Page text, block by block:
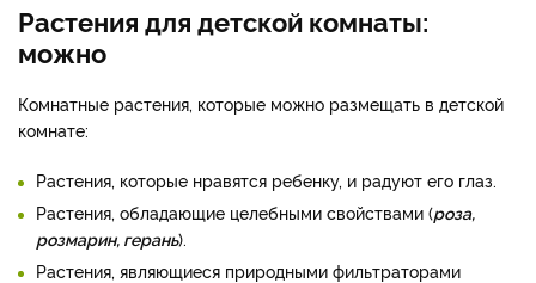
Растения для детской комнаты:
можно
Комнатные растения, которые можно размещать в детской
комнате:
Растения, которые нравятся ребенку, и радуют его глаз.
Растения, обладающие целебными свойствами (роза,
розмарин, герань).
Растения, являющиеся природными фильтраторами